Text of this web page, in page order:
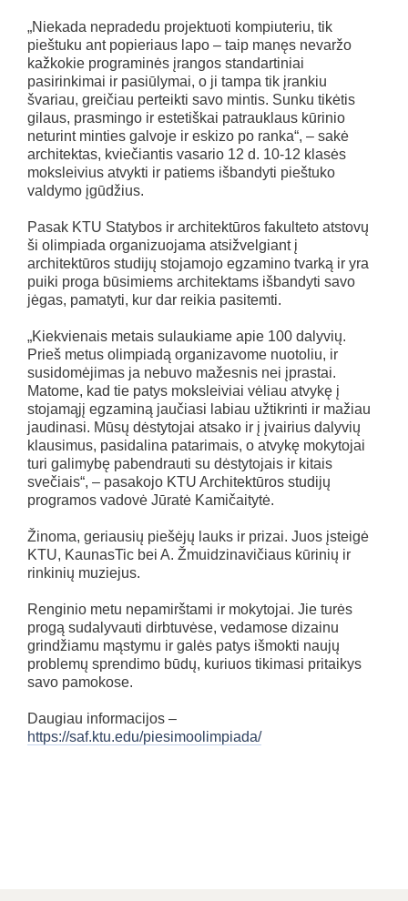
„Niekada nepradedu projektuoti kompiuteriu, tik
pieštuku ant popieriaus lapo – taip manęs nevaržo
kažkokie programinės įrangos standartiniai
pasirinkimai ir pasiūlymai, o ji tampa tik įrankiu
švariau, greičiau perteikti savo mintis. Sunku tikėtis
gilaus, prasmingo ir estetiškai patrauklaus kūrinio
neturint minties galvoje ir eskizo po ranka“, – sakė
architektas, kviečiantis vasario 12 d. 10-12 klasės
moksleivius atvykti ir patiems išbandyti pieštuko
valdymo įgūdžius.
Pasak KTU Statybos ir architektūros fakulteto atstovų
ši olimpiada organizuojama atsižvelgiant į
architektūros studijų stojamojo egzamino tvarką ir yra
puiki proga būsimiems architektams išbandyti savo
jėgas, pamatyti, kur dar reikia pasitemti.
„Kiekvienais metais sulaukiame apie 100 dalyvių.
Prieš metus olimpiadą organizavome nuotoliu, ir
susidomėjimas ja nebuvo mažesnis nei įprastai.
Matome, kad tie patys moksleiviai vėliau atvykę į
stojamąjį egzaminą jaučiasi labiau užtikrinti ir mažiau
jaudinasi. Mūsų dėstytojai atsako ir į įvairius dalyvių
klausimus, pasidalina patarimais, o atvykę mokytojai
turi galimybę pabendrauti su dėstytojais ir kitais
svečiais“, – pasakojo KTU Architektūros studijų
programos vadovė Jūratė Kamičaitytė.
Žinoma, geriausių piešėjų lauks ir prizai. Juos įsteigė
KTU, KaunasTic bei A. Žmuidzinavičiaus kūrinių ir
rinkinių muziejus.
Renginio metu nepamirštami ir mokytojai. Jie turės
progą sudalyvauti dirbtuvėse, vedamose dizainu
grindžiamu mąstymu ir galės patys išmokti naujų
problemų sprendimo būdų, kuriuos tikimasi pritaikys
savo pamokose.
Daugiau informacijos –
https://saf.ktu.edu/piesimoolimpiada/